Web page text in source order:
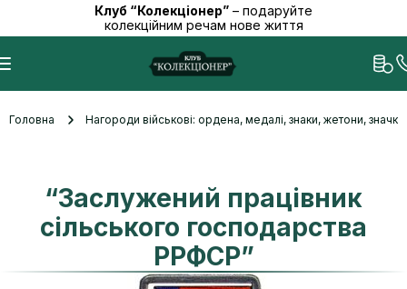
Клуб “Колекціонер” – подаруйте
колекційним речам нове життя
Головна Нагороди військові: ордена, медалі, знаки, жетони,
“Заслужений працівник
сільського господарства
РРФСР”